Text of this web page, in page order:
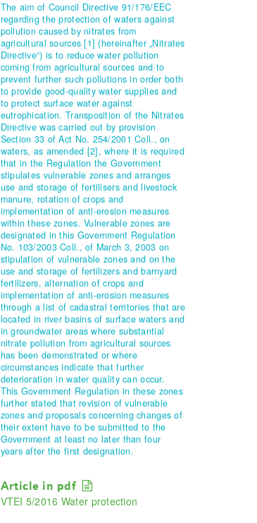
The aim of Council Directive 91/176/EEC
regarding the protection of waters against
pollution caused by nitrates from
agricultural sources [1] (hereinafter „Nitrates
Directive“) is to reduce water pollution
coming from agricultural sources and to
prevent further such pollutions in order both
to provide good­‑quality water supplies and
to protect surface water against
eutrophication. Transposition of the Nitrates
Directive was carried out by provision
Section 33 of Act No. 254/2001 Coll., on
waters, as amended [2], where it is required
that in the Regulation the Government
stipulates vulnerable zones and arranges
use and storage of fertilisers and livestock
manure, rotation of crops and
implementation of anti­‑erosion measures
within these zones. Vulnerable zones are
designated in this Government Regulation
No. 103/2003 Coll., of March 3, 2003 on
stipulation of vulnerable zones and on the
use and storage of fertilizers and barnyard
fertilizers, alternation of crops and
implementation of anti­‑erosion measures
through a list of cadastral territories that are
located in river basins of surface waters and
in groundwater areas where substantial
nitrate pollution from agricultural sources
has been demonstrated or where
circumstances indicate that further
deterioration in water quality can occur.
This Government Regulation in these zones
further stated that revision of vulnerable
zones and proposals concerning changes of
their extent have to be submitted to the
Government at least no later than four
years after the first designation.
Article in pdf
VTEI 5/2016 Water protection